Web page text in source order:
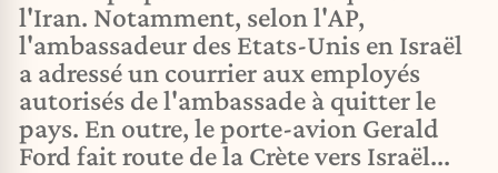
l'Iran. Notamment, selon l'AP,
l'ambassadeur des Etats-Unis en Israël
a adressé un courrier aux employés
autorisés de l'ambassade à quitter le
pays. En outre, le porte-avion Gerald
Ford fait route de la Crète vers Israël...